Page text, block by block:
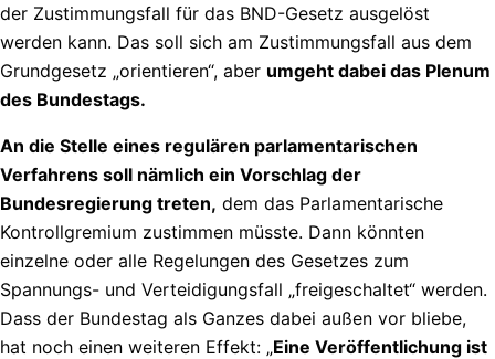
der Zustimmungsfall für das BND-Gesetz ausgelöst
werden kann. Das soll sich am Zustimmungsfall aus dem
Grundgesetz „orientieren“, aber umgeht dabei das Plenum
des Bundestags.
An die Stelle eines regulären parlamentarischen
Verfahrens soll nämlich ein Vorschlag der
Bundesregierung treten, dem das Parlamentarische
Kontrollgremium zustimmen müsste. Dann könnten
einzelne oder alle Regelungen des Gesetzes zum
Spannungs- und Verteidigungsfall „freigeschaltet“ werden.
Dass der Bundestag als Ganzes dabei außen vor bliebe,
hat noch einen weiteren Effekt: „Eine Veröffentlichung ist